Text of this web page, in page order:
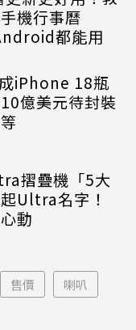
機行事曆
都能用
iPhone 18瓶
億美元待封裝
摺疊機「5大
Ultra名字！
動
售價 喇叭